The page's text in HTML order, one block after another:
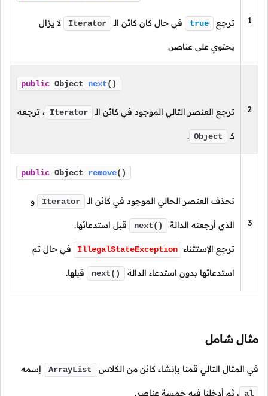
1 ترجع true في حال كان كائن الـ Iterator لا يزال
يحتوي على عناصر.
2
public Object next()
ترجع العنصر التالي الموجود في كائن الـ Iterator ، ترجعه
كـ Object
.
3
public Object remove()
تحذف العنصر الحالي الموجود في كائن الـ Iterator و
الذي أرجعته الدالة next() قبل استدعائها.
ترجع الإستثناء IllegalStateException في حال تم
استدعائها بدون استدعاء الدالة next() قبلها.
مثال شامل
في المثال التالي قمنا بإنشاء كائن من الكلاس ArrayList إسمه
al ، ثم أدخلنا فيه خمسة عناصر.